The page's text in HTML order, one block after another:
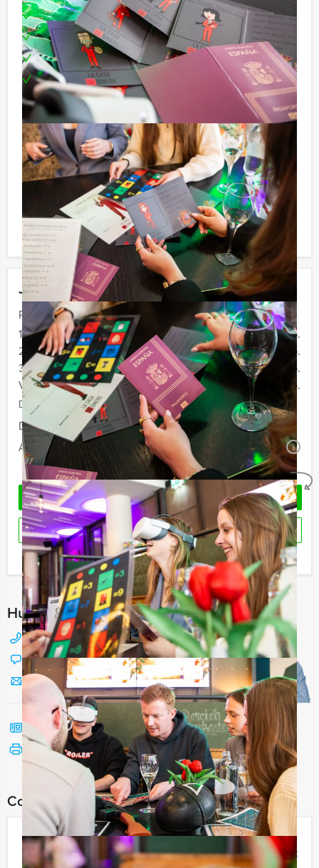
Jouw uitje
Prijs :
12 - 19 personen
€ 67,50 p.p.
20 - 29 personen
€ 64,50 p.p.
30 - 39 personen
€ 59,50 p.p.
Vanaf 40 personen
€ 57,50 p.p.
De prijzen zijn exclusief BTW
Duur:
3 uur
Aantal:
Minimaal 12 personen i
Geheel vrijblijvend
OFFERTE AANVRAGEN
RESERVEREN
Ik heb een vraag over dit uitje
Hulp nodig bij het kiezen?
088 428 81 17
Chat met Jeroen
Stuur ons een mailtje
Bel mij terug
Bekijk printbare versie
Moderne VR-brillen
Uitgebreide lunch
Leuke prijs voor het winnende team
Te boeken op uw gewenste dag en tijdstip!
Bezorgkosten (meerprijs):
Brugge € 150,- excl. BTW
Minder aantal personen?
Komen jullie niet aan het minimale aantal deelnemers
voor dit groepsuitje? Als je bereid bent voor het
minimale aantal te betalen, kan je ook gewoon voor
minder personen boeken.
Combineer dit uitje met:
Walking and Floating Brunch Utrecht